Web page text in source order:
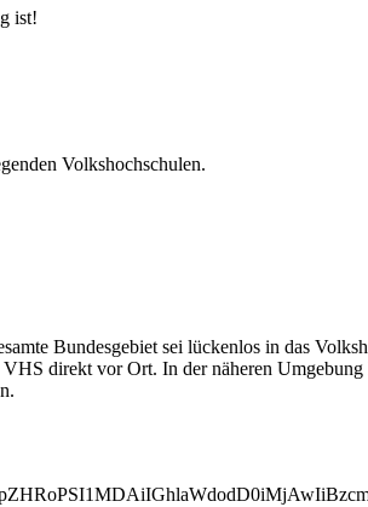
ist!
Volkshochschulen.
Bundesgebiet sei lückenlos in das
direkt vor Ort. In der näheren